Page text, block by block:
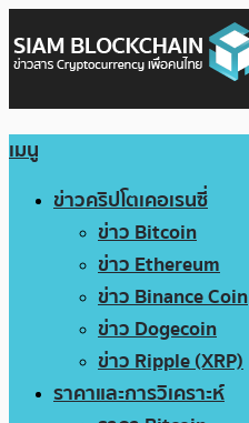
เมนู
ข่าวคริปโตเคอเรนซี่
ข่าว Bitcoin
ข่าว Ethereum
ข่าว Binance Coin
ข่าว Dogecoin
ข่าว Ripple (XRP)
ราคาและการวิเคราะห์